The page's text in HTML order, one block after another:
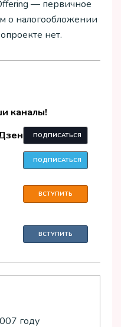
— первичное
о налогообложении
нет.
каналы!
ПОДПИСАТЬСЯ
ПОДПИСАТЬСЯ
ВСТУПИТЬ
ВСТУПИТЬ
году